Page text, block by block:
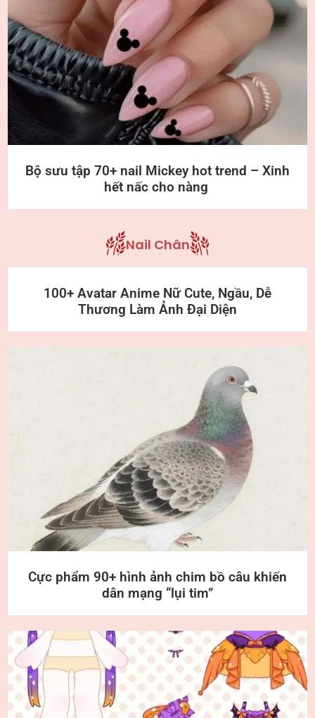
Bộ sưu tập 70+ nail Mickey hot trend – Xinh
hết nấc cho nàng
Nail Chân
100+ Avatar Anime Nữ Cute, Ngầu, Dễ
Thương Làm Ảnh Đại Diện
Cực phẩm 90+ hình ảnh chim bồ câu khiến
dân mạng “lụi tim”